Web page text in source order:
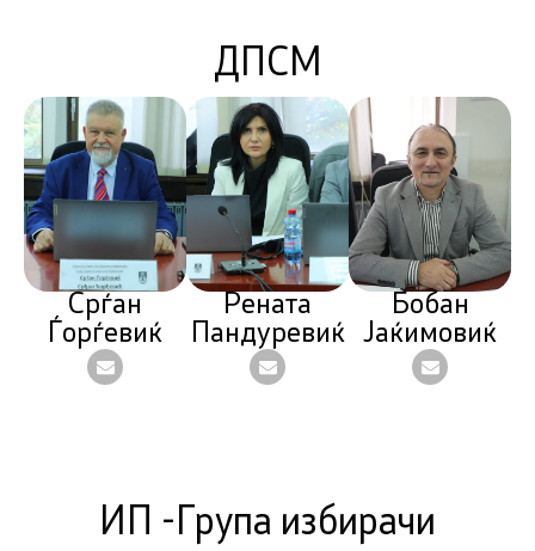
ДПСМ
Срѓан
Ѓорѓевиќ
Рената
Пандуревиќ
Бобан
Јаќимовиќ
ИП -Група избирачи